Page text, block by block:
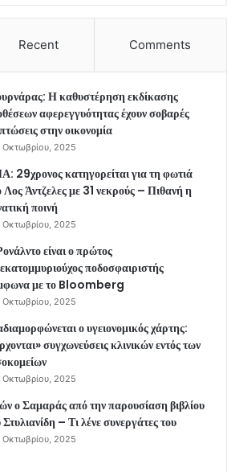
Recent Comments
Η καθυστέρηση εκδίκασης
αφερεγγυότητας έχουν σοβαρές
στην οικονομία
Οκτωβρίου, 2025
29χρονος κατηγορείται για τη φωτιά
Λος Άντζελες με 31 νεκρούς – Πιθανή η
ποινή
Οκτωβρίου, 2025
είναι ο πρώτος
ποδοσφαιριστής
με το Bloomberg
Οκτωβρίου, 2025
ο υγειονομικός χάρτης:
συγχωνεύσεις κλινικών εντός των
Οκτωβρίου, 2025
ο Σαμαράς από την παρουσίαση βιβλίου
Στυλιανίδη – Τι λένε συνεργάτες του
Οκτωβρίου, 2025